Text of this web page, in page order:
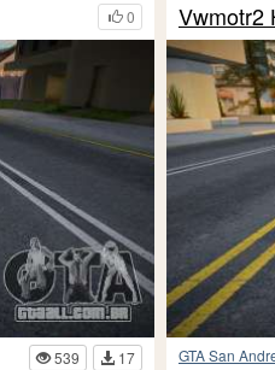
0
539
17
Vwmotr2
GTA San